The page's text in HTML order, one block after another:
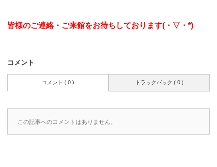
皆様のご連絡・ご来館をお待ちしております(・▽・*)
コメント
コメント ( 0 ) トラックバック ( 0 )
この記事へのコメントはありません。